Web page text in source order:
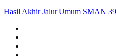
Hasil Akhir Jalur Umum SMAN 39